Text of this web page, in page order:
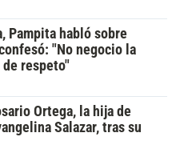
Pampita habló sobre
"No negocio la
respeto"
Ortega, la hija de
Salazar, tras su